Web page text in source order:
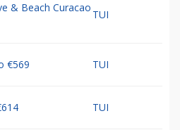
& Beach Curacao
TUI
€569 TUI
TUI